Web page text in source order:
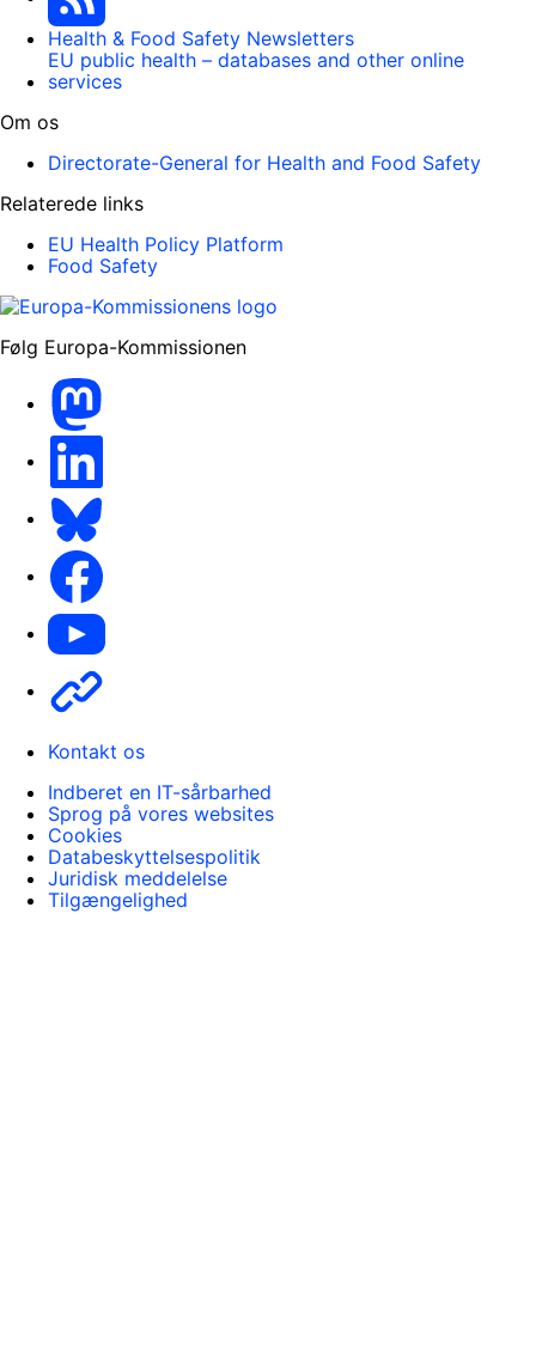
Health & Food Safety Newsletters
EU public health – databases and other online
services
Om os
Directorate-General for Health and Food Safety
Relaterede links
EU Health Policy Platform
Food Safety
Følg Europa-Kommissionen
Youtube
Kontakt os
Indberet en IT-sårbarhed
Sprog på vores websites
Cookies
Databeskyttelsespolitik
Juridisk meddelelse
Tilgængelighed